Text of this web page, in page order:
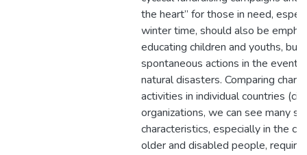
the heart” for those in need,
winter time, should also be
educating children and youths, but
spontaneous actions in the event
natural disasters. Comparing
activities in individual countries
organizations, we can see many
characteristics, especially in the
older and disabled people,